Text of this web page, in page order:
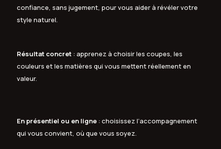
confiance, sans jugement, pour vous aider à révéler votre
style naturel.
Résultat concret: apprenez à choisir les coupes, les
couleurs et les matières qui vous mettent réellement en
valeur.
En présentiel ou en ligne: choisissez l’accompagnement
qui vous convient, où que vous soyez.